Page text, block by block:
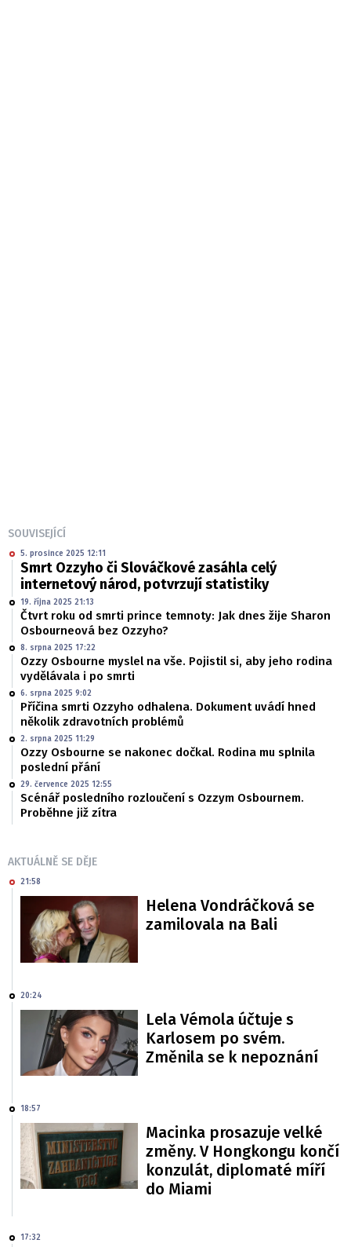
SOUVISEJÍCÍ
5. prosince 2025 12:11
Smrt Ozzyho či Slováčkové zasáhla celý
internetový národ, potvrzují statistiky
19. října 2025 21:13
Čtvrt roku od smrti prince temnoty: Jak dnes žije Sharon
Osbourneová bez Ozzyho?
8. srpna 2025 17:22
Ozzy Osbourne myslel na vše. Pojistil si, aby jeho rodina
vydělávala i po smrti
6. srpna 2025 9:02
Příčina smrti Ozzyho odhalena. Dokument uvádí hned
několik zdravotních problémů
2. srpna 2025 11:29
Ozzy Osbourne se nakonec dočkal. Rodina mu splnila
poslední přání
29. července 2025 12:55
Scénář posledního rozloučení s Ozzym Osbournem.
Proběhne již zítra
AKTUÁLNĚ SE DĚJE
21:58
Helena Vondráčková se
zamilovala na Bali
20:24
Lela Vémola účtuje s
Karlosem po svém.
Změnila se k nepoznání
18:57
Macinka prosazuje velké
změny. V Hongkongu končí
konzulát, diplomaté míří
do Miami
17:32